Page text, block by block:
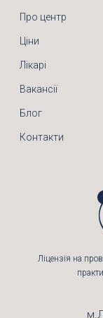
Про центр
Ціни
Лікарі
Вакансії
Блог
Контакти
Ліцензія на